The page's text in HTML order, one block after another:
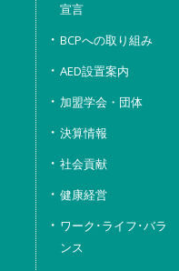
宣言
BCPへの取り組み
AED設置案内
加盟学会・団体
決算情報
社会貢献
健康経営
ワーク･ライフ･バラ
ンス